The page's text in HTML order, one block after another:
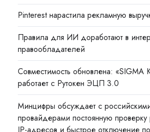
Pinterest нарастила рекламную
Правила для ИИ доработают в
правообладателей
Совместимость обновлена: «SIGMA
работает с Рутокен ЭЦП 3.0
Минцифры обсуждает с российскими
провайдерами постоянную
IP-адресов и быстрое отключение